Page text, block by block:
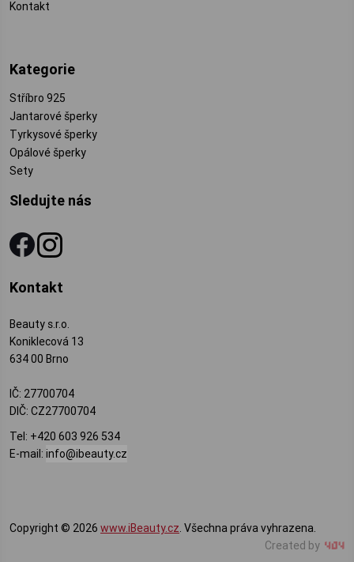
Kontakt
Kategorie
Stříbro 925
Jantarové šperky
Tyrkysové šperky
Opálové šperky
Sety
Sledujte nás
Kontakt
Beauty s.r.o.
Koniklecová 13
634 00 Brno
IČ: 27700704
DIČ: CZ27700704
Tel: +420 603 926 534
E-mail: info@ibeauty.cz
Copyright © 2026 www.iBeauty.cz. Všechna práva vyhrazena.
Created by